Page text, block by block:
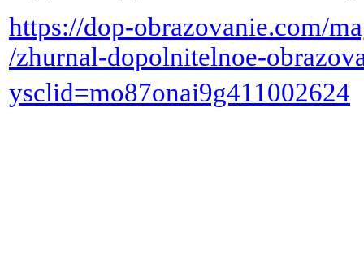
https://dop-obrazovanie.com/
/zhurnal-dopolnitelnoe-
ysclid=mo87onai9g411002624